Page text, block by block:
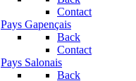
Contact
Pays Gapençais
Back
Contact
Pays Salonais
Back